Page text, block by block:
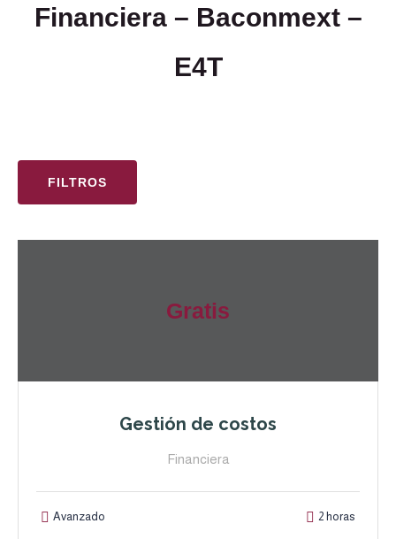
Financiera – Baconmext –
E4T
FILTROS
Gratis
Gestión de costos
Financiera
Avanzado 2 horas